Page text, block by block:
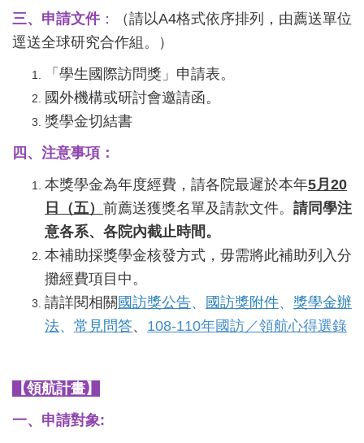
三、申請文件 ：
（請以A4格式依序排列，由薦送單位
逕送全球研究合作組。）
「學生國際訪問獎」申請表。
國外機構或研討會邀請函。
獎學金切結書
四、注意事項：
本獎學金為年度經費，請各院最遲於本年5月 20
日（五） 前薦送獲獎名單及請款文件。 請同學注
意各系、各院內截止時間。
本補助採獎學金核發方式，毋需將此補助列入分
攤經費項目中。
請詳閱相關 國訪獎公告、 國訪獎附件、 獎學金辦
法、 常見問答、 108-110年國訪／領航心得選錄
【領航計畫】
一、申請對象: